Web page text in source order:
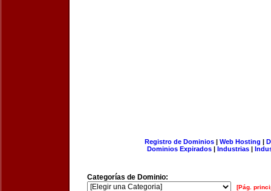
Registro de Dominios| Web Hosting |
Dominios Expirados | Industrias |
Categorías de Dominio:
[Pág.